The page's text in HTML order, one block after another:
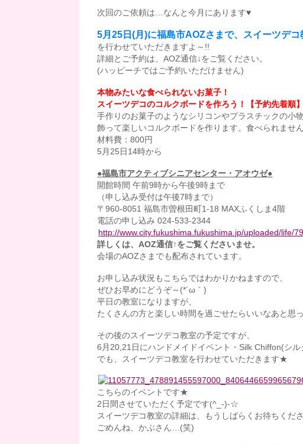
次回のご依頼は…なんと今月にあります♥
5月25日(月)に福島市AOZさまで、スイーツデコ
を行わせていただきますよ～!!
詳細とご予約は、AOZ通信↓をご覧ください。
(ハッピーチではご予約いただけません)
本物みたいな食べられないお菓子！
スイーツデコのコルクボードを作ろう！【予約先着順】
手作りのお菓子のようなシリコンやプラスチックの小
飾って楽しいコルクボードを作ります。食べられません
材料費：800円
5月25日14時から
●福島市アクティブシニアセンター・アオウゼ●
開館時間 午前9時から午後9時まで
（申し込み受付は午後7時まで）
〒960-8051 福島市曽根田町1-18 MAXふくしま4階
電話の申し込み 024-533-2344
http://www.city.fukushima.fukushima.jp/uploaded/life/
詳しくは、AOZ通信↑をご覧くださいませ。
会場のAOZさまでも配布されています。
お申し込み状況もこちらではわかりかねますので、
ぜひお早めにどうぞ～(*´ω｀)
平日の教室になりますが、
たくさんの方と楽しい時間を過ごせたらいいなあと思
その後のスイーツデコ教室の予定ですが、
6月20,21日にハンドメイドイベント・Silk Chiffon(シル
でも、スイーツデコ教室を行わせていただきます★
こちらのイベントです★
2日間させていただく予定です(^_-)-☆
スイーツデコ教室の詳細は、もうしばらくお待ちくだ
ごめんね、かぶさん…(笑)